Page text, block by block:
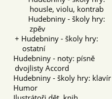
housle, violu, kontrab
Hudebniny - školy hry:
zpěv
+ Hudebniny - školy hry:
ostatní
Hudebniny - noty: písně
dvojlisty Accord
Hudebniny - školy hry: klavír
Humor